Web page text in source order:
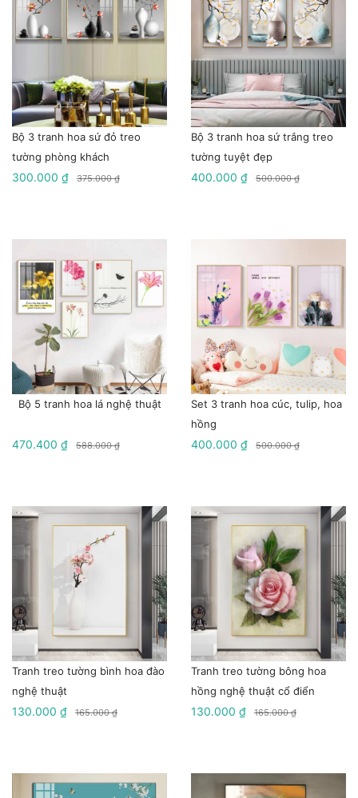
Bộ 3 tranh hoa sứ đỏ treo
tường phòng khách
300.000 ₫ 375.000 ₫
Bộ 3 tranh hoa sứ trắng treo
tường tuyệt đẹp
400.000 ₫ 500.000 ₫
Bộ 5 tranh hoa lá nghệ thuật
470.400 ₫ 588.000 ₫
Set 3 tranh hoa cúc, tulip, hoa
hồng
400.000 ₫ 500.000 ₫
Tranh treo tường bình hoa đào
nghệ thuật
130.000 ₫ 165.000 ₫
Tranh treo tường bông hoa
hồng nghệ thuật cổ điển
130.000 ₫ 165.000 ₫